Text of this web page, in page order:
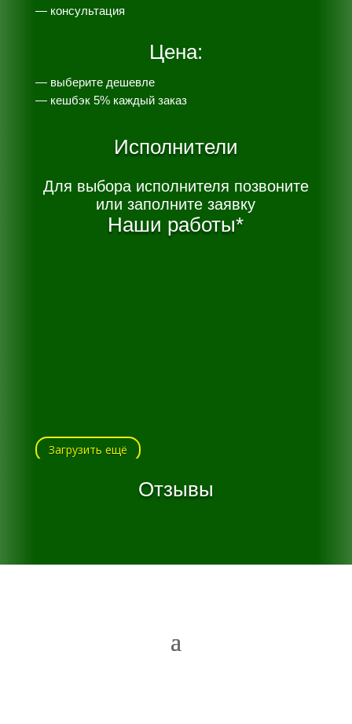
— консультация
Цена:
— выберите дешевле
— кешбэк 5% каждый заказ
Исполнители
Для выбора исполнителя позвоните
или заполните заявку
Наши работы*
Загрузить ещё
Отзывы